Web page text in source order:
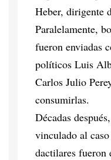
Heber, dirigente
Paralelamente,
fueron enviadas
políticos Luis
Carlos Julio
consumirlas.
Décadas
vinculado al
dactilares fueron